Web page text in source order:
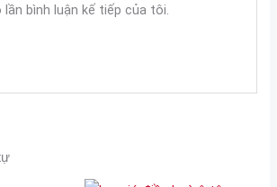
bình luận kế tiếp của tôi.